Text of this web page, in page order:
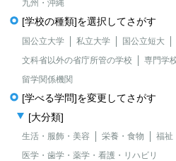
九州・沖縄
[学校の種類]を選択してさがす
国公立大学 私立大学 国公立短大
文科省以外の省庁所管の学校
専門学
留学関係機関
[学べる学問]を変更してさがす
[大分類]
生活・服飾・美容 栄養・食物 福祉
医学・歯学・薬学・看護・リハビリ